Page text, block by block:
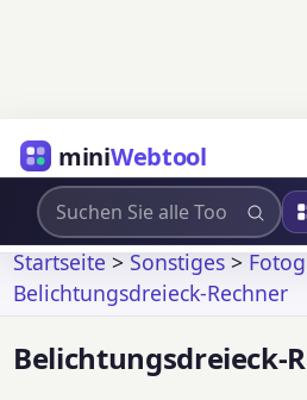
miniWebtool
Startseite>Sonstiges>
Belichtungsdreieck-Rechner
Belichtungsdreieck-